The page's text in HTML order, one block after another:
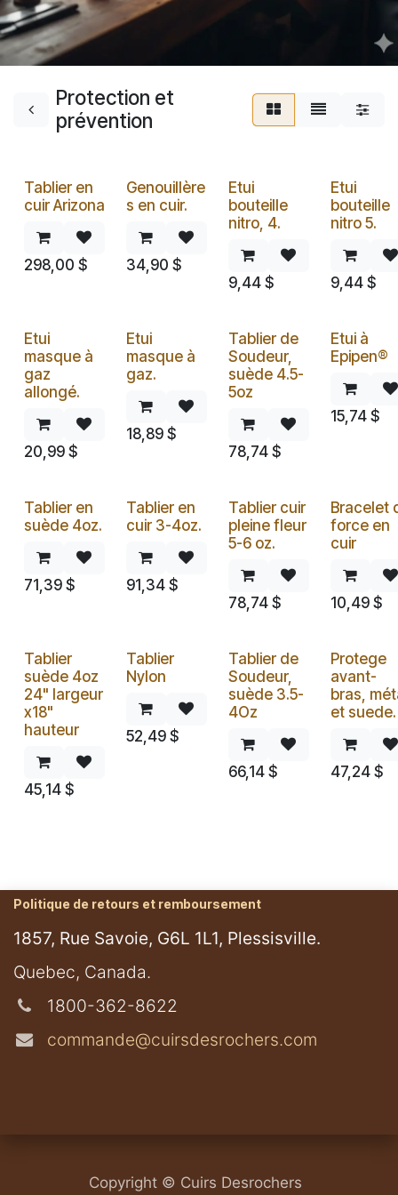
Protection et
prévention
Tablier en
cuir Arizona
298,00 $
Genouillère
s en cuir.
34,90 $
Etui
bouteille
nitro, 4.
9,44 $
Etui
bouteille
nitro 5.
9,44 $
Etui
masque à
gaz
allongé.
20,99 $
Etui
masque à
gaz.
18,89 $
Tablier de
Soudeur,
suède 4.5-
5oz
78,74 $
Etui à
Epipen®
15,74 $
Tablier en
suède 4oz.
71,39 $
Tablier en
cuir 3-4oz.
91,34 $
Tablier cuir
pleine fleur
5-6 oz.
78,74 $
Bracelet
force en
cuir
10,49 $
Tablier
suède 4oz
24" largeur
x18"
hauteur
45,14 $
Tablier
Nylon
52,49 $
Tablier de
Soudeur,
suède 3.5-
4Oz
66,14 $
Protege
avant-
bras,
et suede.
47,24 $
Politique de retours et remboursement
1857, Rue Savoie, G6L 1L1, Plessisville.
​Quebec, Canada.
1800-362-8622
commande@cuirsdesrochers.com
Copyright © Cuirs Desrochers